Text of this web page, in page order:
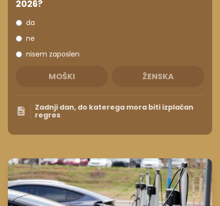
2026?
da
ne
nisem zaposlen
MOŠKI ŽENSKA
Zadnji dan, do katerega mora biti izplačan
regres